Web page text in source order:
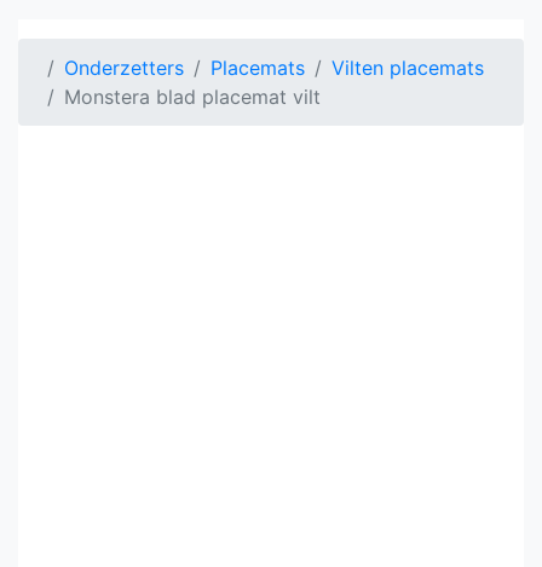
Onderzetters Placemats
Vilten placemats
Monstera blad placemat vilt